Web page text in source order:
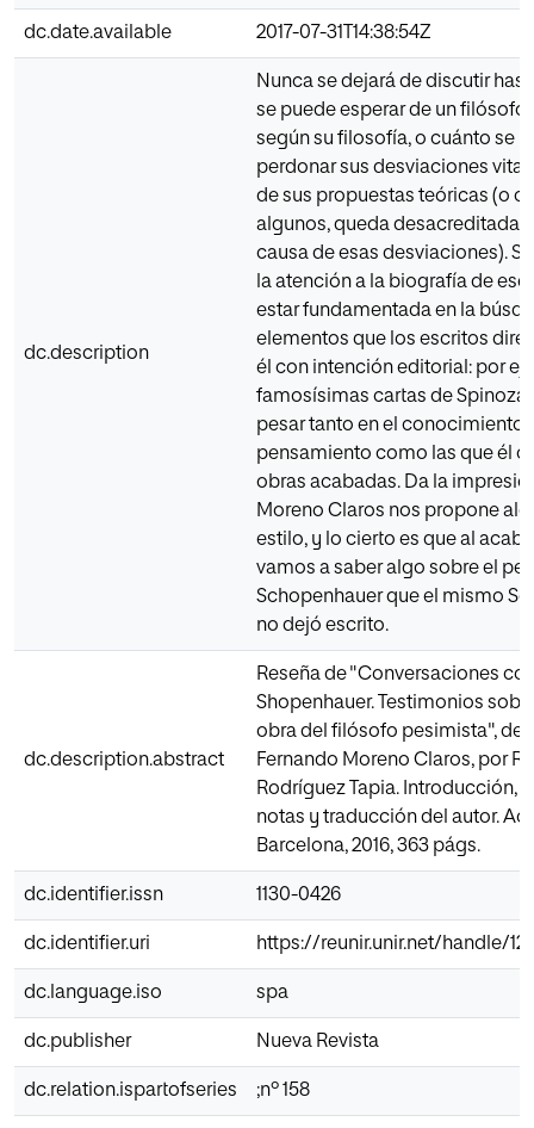
dc.date.available 2017-07-31T14:38:54Z
dc.description
Nunca se dejará de discutir
se puede esperar de un filósofo
según su filosofía, o cuánto se
perdonar sus desviaciones
de sus propuestas teóricas (o
algunos, queda desacreditada
causa de esas desviaciones).
la atención a la biografía de
estar fundamentada en la
elementos que los escritos
él con intención editorial: por
famosísimas cartas de Spinoza
pesar tanto en el conocimiento
pensamiento como las que él
obras acabadas. Da la
Moreno Claros nos propone
estilo, y lo cierto es que al
vamos a saber algo sobre el
Schopenhauer que el mismo
no dejó escrito.
dc.description.abstract
Reseña de "Conversaciones
Shopenhauer. Testimonios
obra del filósofo pesimista", de
Fernando Moreno Claros, por
Rodríguez Tapia. Introducción,
notas y traducción del autor.
Barcelona, 2016, 363 págs.
dc.identifier.issn 1130-0426
dc.identifier.uri https://reunir.unir.net/handle/
dc.language.iso spa
dc.publisher Nueva Revista
dc.relation.ispartofseries ;nº 158